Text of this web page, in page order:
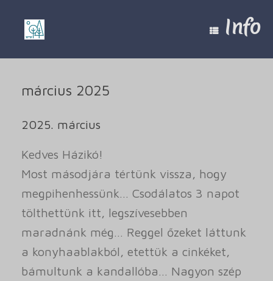
Info
március 2025
2025. március
Kedves Házikó!
Most másodjára tértünk vissza, hogy
megpihenhessünk… Csodálatos 3 napot
tölthettünk itt, legszívesebben
maradnánk még… Reggel őzeket láttunk
a konyhaablakból, etettük a cinkéket,
bámultunk a kandallóba… Nagyon szép